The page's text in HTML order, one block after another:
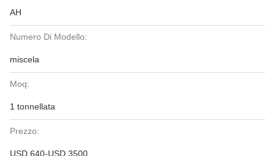
AH
Numero Di Modello:
miscela
Moq:
1 tonnellata
Prezzo:
USD 640-USD 3500